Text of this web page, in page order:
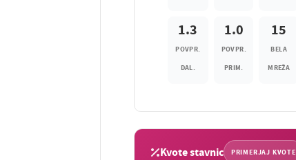
1.3
POVPR.
DAL.
1.0
POVPR.
PRIM.
15
BELA
MREŽA
Kvote stavnic PRIMERJAJ KVOTE